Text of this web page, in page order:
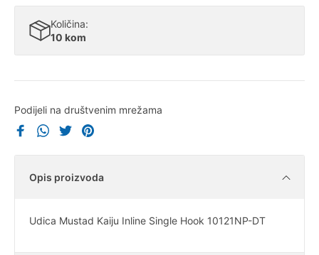
Količina:
10 kom
Podijeli na društvenim mrežama
Opis proizvoda
Udica Mustad Kaiju Inline Single Hook 10121NP-DT